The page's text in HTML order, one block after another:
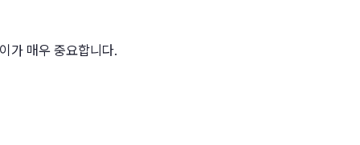
가 매우 중요합니다.